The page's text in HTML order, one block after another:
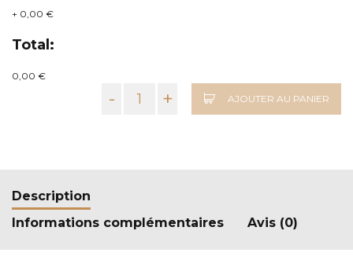
+ 0,00 €
Total:
0,00 €
- + AJOUTER AU PANIER
Description
Informations complémentaires
Avis (0)